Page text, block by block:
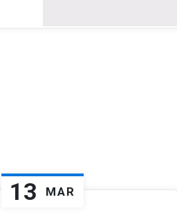
13 MAR